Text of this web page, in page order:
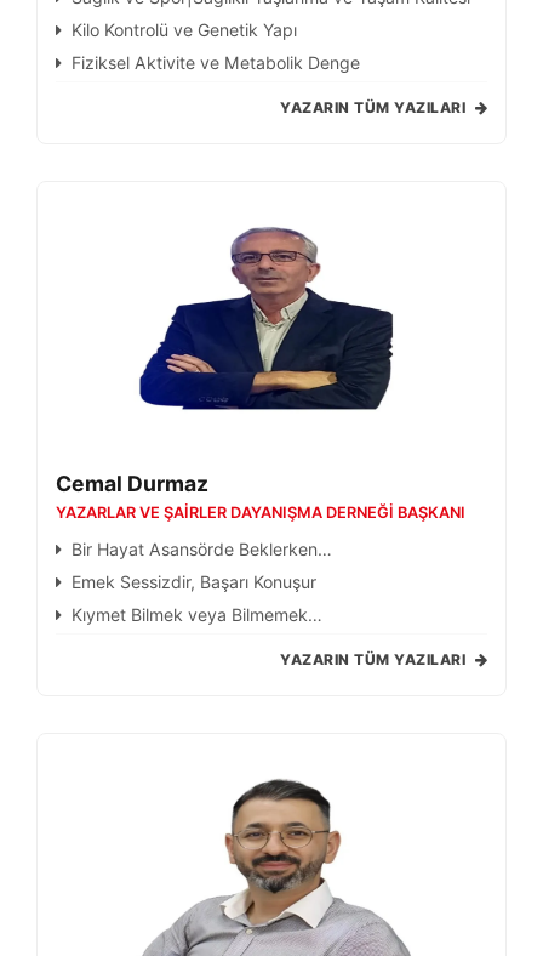
Kilo Kontrolü ve Genetik Yapı
Fiziksel Aktivite ve Metabolik Denge
YAZARIN TÜM YAZILARI
Cemal Durmaz
YAZARLAR VE ŞAIRLER DAYANIŞMA DERNEĞI BAŞKANI
Bir Hayat Asansörde Beklerken…
Emek Sessizdir, Başarı Konuşur
Kıymet Bilmek veya Bilmemek…
YAZARIN TÜM YAZILARI